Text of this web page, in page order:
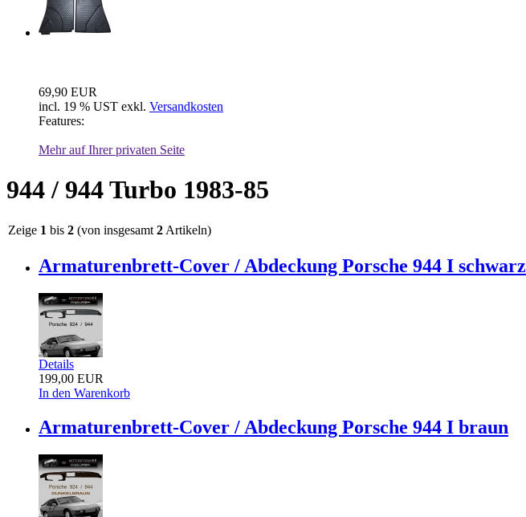
69,90 EUR
incl. 19 % UST exkl. Versandkosten
Features:
Mehr auf Ihrer privaten Seite
944 / 944 Turbo 1983-85
Zeige 1 bis 2 (von insgesamt 2 Artikeln)
Armaturenbrett-Cover / Abdeckung Porsche 944 I schwarz
Details
199,00 EUR
In den Warenkorb
Armaturenbrett-Cover / Abdeckung Porsche 944 I braun